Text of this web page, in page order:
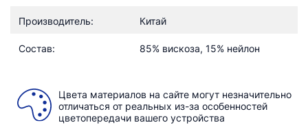
Производитель: Китай
Состав: 85% вискоза, 15% нейлон
Цвета материалов на сайте могут незначительно
отличаться от реальных из-за особенностей
цветопередачи вашего устройства